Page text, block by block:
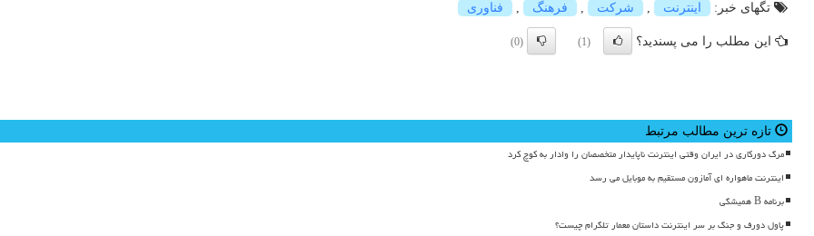
تگهای خبر:
اینترنت , شركت , فرهنگ , فناوری
این مطلب را می پسندید؟ (1)
(0)
تازه ترین مطالب مرتبط
مرگ دورکاری در ایران وقتی اینترنت ناپایدار متخصصان را وادار به کوچ کرد
اینترنت ماهواره ای آمازون مستقیم به موبایل می رسد
برنامه B همیشگی
پاول دورف و جنگ بر سر اینترنت داستان معمار تلگرام چیست؟